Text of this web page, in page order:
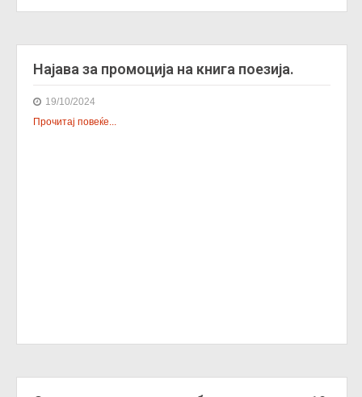
Најава за промоција на книга поезија.
19/10/2024
Прочитај повеќе...